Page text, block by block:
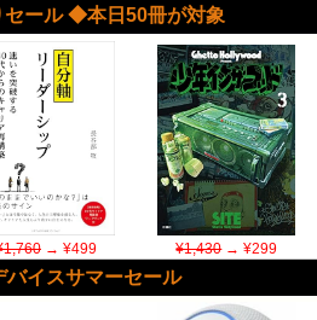
セール ◆本日50冊が対象
→ ¥499 ¥1,430→ ¥299
イスサマーセール